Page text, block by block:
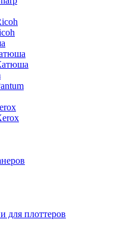
для плоттеров